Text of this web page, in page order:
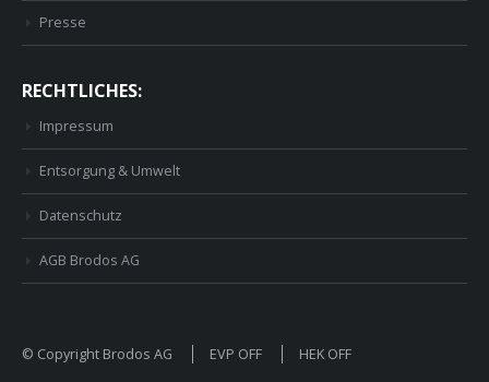
Presse
RECHTLICHES:
Impressum
Entsorgung & Umwelt
Datenschutz
AGB Brodos AG
© Copyright Brodos AG EVP OFF HEK OFF